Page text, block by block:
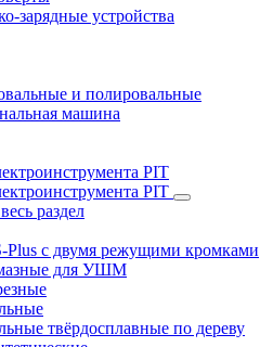
зарядные устройства
и полировальные
машина
PIT
PIT
раздел
Plus c двумя режущими кромками
для УШМ
твёрдосплавные по дереву